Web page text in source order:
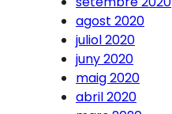
agost 2020
juliol 2020
juny 2020
maig 2020
abril 2020